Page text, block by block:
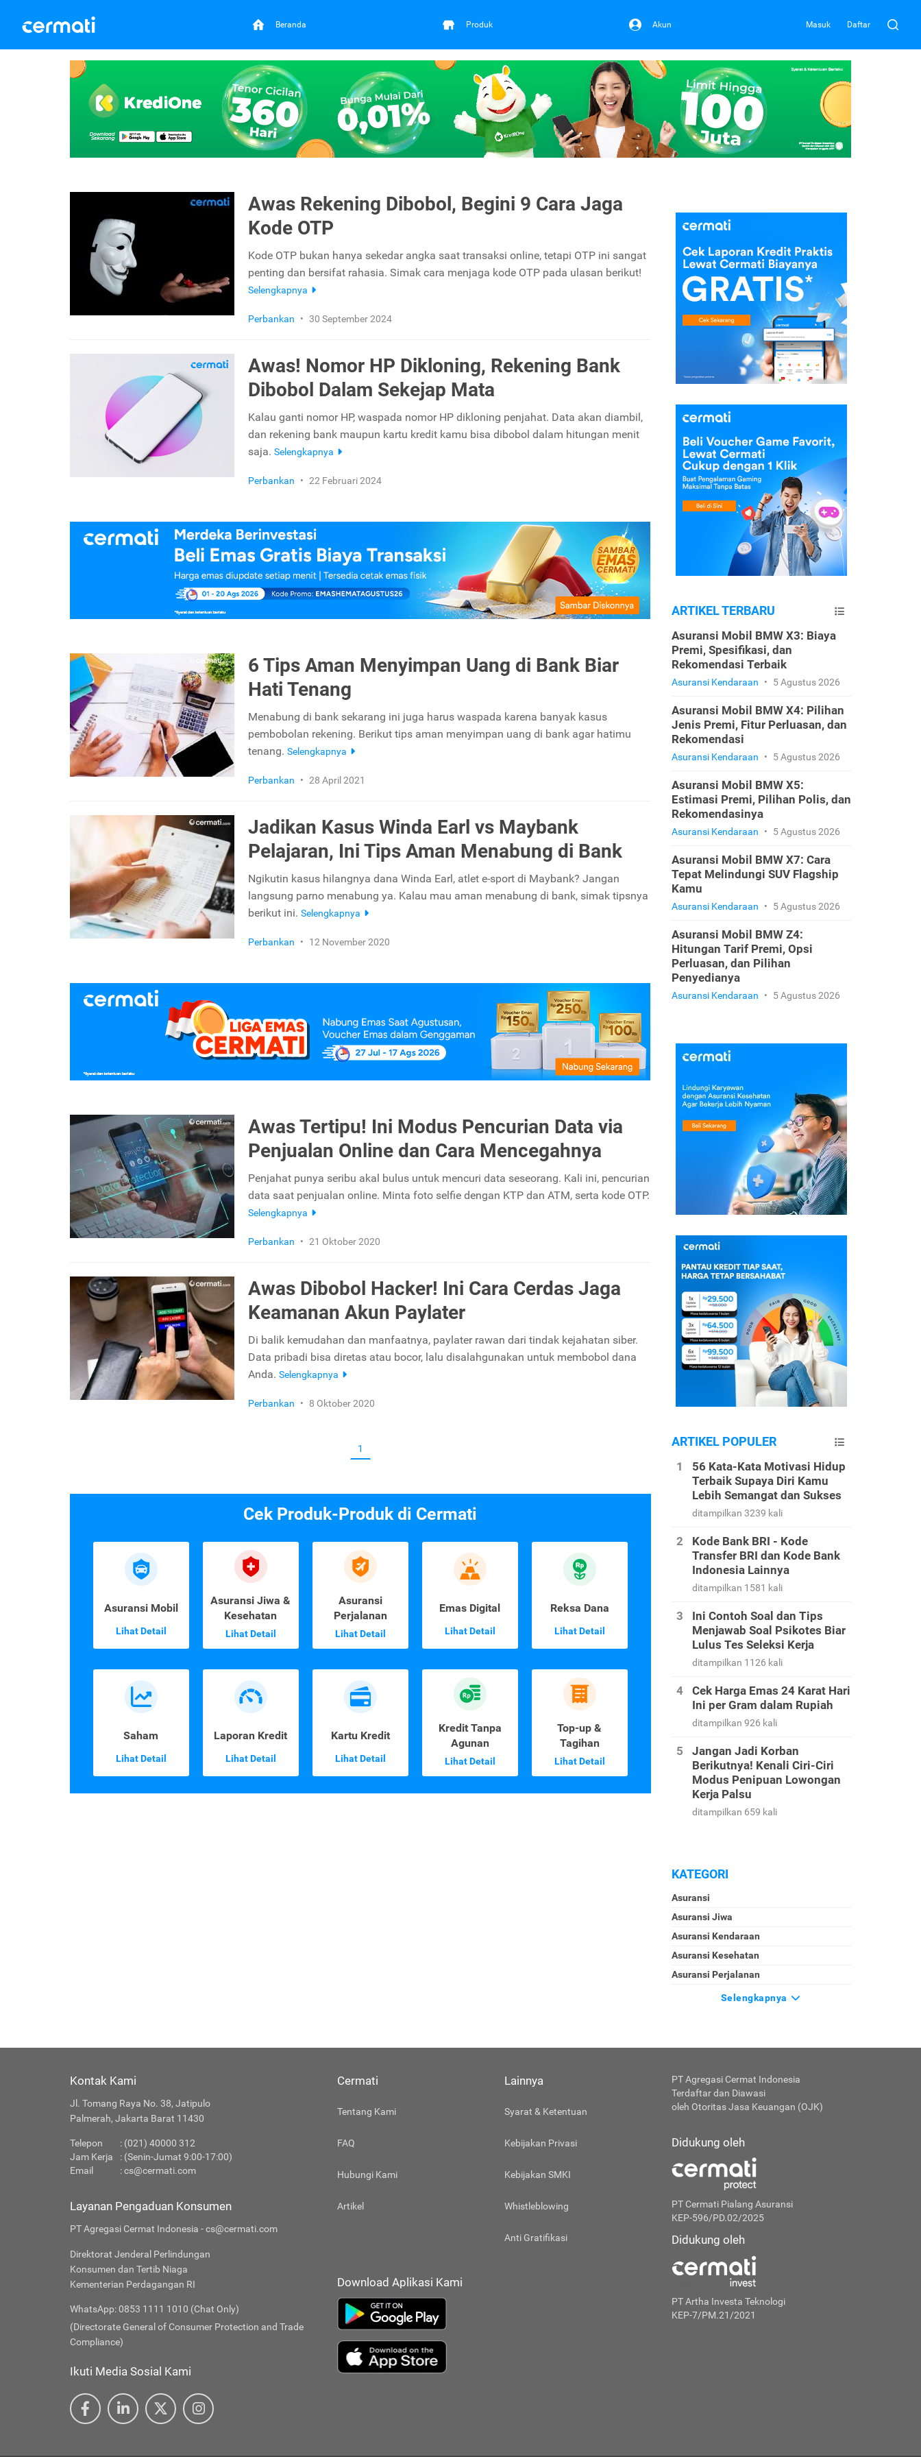
Beranda Produk Akun Masuk Daftar
Awas Rekening Dibobol, Begini 9 Cara Jaga
Kode OTP
Kode OTP bukan hanya sekedar angka saat transaksi online, tetapi OTP ini sangat
penting dan bersifat rahasia. Simak cara menjaga kode OTP pada ulasan berikut!
Selengkapnya
Perbankan • 30 September 2024
Awas! Nomor HP Dikloning, Rekening Bank
Dibobol Dalam Sekejap Mata
Kalau ganti nomor HP, waspada nomor HP dikloning penjahat. Data akan diambil,
dan rekening bank maupun kartu kredit kamu bisa dibobol dalam hitungan menit
saja. Selengkapnya
Perbankan • 22 Februari 2024
6 Tips Aman Menyimpan Uang di Bank Biar
Hati Tenang
Menabung di bank sekarang ini juga harus waspada karena banyak kasus
pembobolan rekening. Berikut tips aman menyimpan uang di bank agar hatimu
tenang. Selengkapnya
Perbankan • 28 April 2021
Jadikan Kasus Winda Earl vs Maybank
Pelajaran, Ini Tips Aman Menabung di Bank
Ngikutin kasus hilangnya dana Winda Earl, atlet e-sport di Maybank? Jangan
langsung parno menabung ya. Kalau mau aman menabung di bank, simak tipsnya
berikut ini. Selengkapnya
Perbankan • 12 November 2020
Awas Tertipu! Ini Modus Pencurian Data via
Penjualan Online dan Cara Mencegahnya
Penjahat punya seribu akal bulus untuk mencuri data seseorang. Kali ini, pencurian
data saat penjualan online. Minta foto selfie dengan KTP dan ATM, serta kode OTP.
Selengkapnya
Perbankan • 21 Oktober 2020
Awas Dibobol Hacker! Ini Cara Cerdas Jaga
Keamanan Akun Paylater
Di balik kemudahan dan manfaatnya, paylater rawan dari tindak kejahatan siber.
Data pribadi bisa diretas atau bocor, lalu disalahgunakan untuk membobol dana
Anda. Selengkapnya
Perbankan • 8 Oktober 2020
1
Cek Produk-Produk di Cermati
Asuransi Mobil
Lihat Detail
Asuransi Jiwa &
Kesehatan
Lihat Detail
Asuransi
Perjalanan
Lihat Detail
Emas Digital
Lihat Detail
Reksa Dana
Lihat Detail
Saham
Lihat Detail
Laporan Kredit
Lihat Detail
Kartu Kredit
Lihat Detail
Kredit Tanpa
Agunan
Lihat Detail
Top-up &
Tagihan
Lihat Detail
ARTIKEL TERBARU
Asuransi Mobil BMW X3: Biaya
Premi, Spesifikasi, dan
Rekomendasi Terbaik
Asuransi Kendaraan • 5 Agustus 2026
Asuransi Mobil BMW X4: Pilihan
Jenis Premi, Fitur Perluasan, dan
Rekomendasi
Asuransi Kendaraan • 5 Agustus 2026
Asuransi Mobil BMW X5:
Estimasi Premi, Pilihan Polis, dan
Rekomendasinya
Asuransi Kendaraan • 5 Agustus 2026
Asuransi Mobil BMW X7: Cara
Tepat Melindungi SUV Flagship
Kamu
Asuransi Kendaraan • 5 Agustus 2026
Asuransi Mobil BMW Z4:
Hitungan Tarif Premi, Opsi
Perluasan, dan Pilihan
Penyedianya
Asuransi Kendaraan • 5 Agustus 2026
ARTIKEL POPULER
56 Kata-Kata Motivasi Hidup
Terbaik Supaya Diri Kamu
Lebih Semangat dan Sukses
ditampilkan 3239 kali
Kode Bank BRI - Kode
Transfer BRI dan Kode Bank
Indonesia Lainnya
ditampilkan 1581 kali
Ini Contoh Soal dan Tips
Menjawab Soal Psikotes Biar
Lulus Tes Seleksi Kerja
ditampilkan 1126 kali
Cek Harga Emas 24 Karat Hari
Ini per Gram dalam Rupiah
ditampilkan 926 kali
Jangan Jadi Korban
Berikutnya! Kenali Ciri-Ciri
Modus Penipuan Lowongan
Kerja Palsu
ditampilkan 659 kali
KATEGORI
Asuransi
Asuransi Jiwa
Asuransi Kendaraan
Asuransi Kesehatan
Asuransi Perjalanan
Selengkapnya
Kontak Kami
Jl. Tomang Raya No. 38, Jatipulo
Palmerah, Jakarta Barat 11430
Telepon
: (021) 40000 312
Jam Kerja
: (Senin-Jumat 9:00-17:00)
Email
:cs@cermati.com
Layanan Pengaduan Konsumen
PT Agregasi Cermat Indonesia - cs@cermati.com
Direktorat Jenderal Perlindungan
Konsumen dan Tertib Niaga
Kementerian Perdagangan RI
WhatsApp: 0853 1111 1010 (Chat Only)
(Directorate General of Consumer Protection and Trade
Compliance)
Ikuti Media Sosial Kami
Cermati
Tentang Kami
FAQ
Hubungi Kami
Artikel
Lainnya
Syarat & Ketentuan
Kebijakan Privasi
Kebijakan SMKI
Whistleblowing
Anti Gratifikasi
Download Aplikasi Kami
PT Agregasi Cermat Indonesia
Terdaftar dan Diawasi
oleh Otoritas Jasa Keuangan (OJK)
Didukung oleh
PT Cermati Pialang Asuransi
KEP-596/PD.02/2025
Didukung oleh
PT Artha Investa Teknologi
KEP-7/PM.21/2021